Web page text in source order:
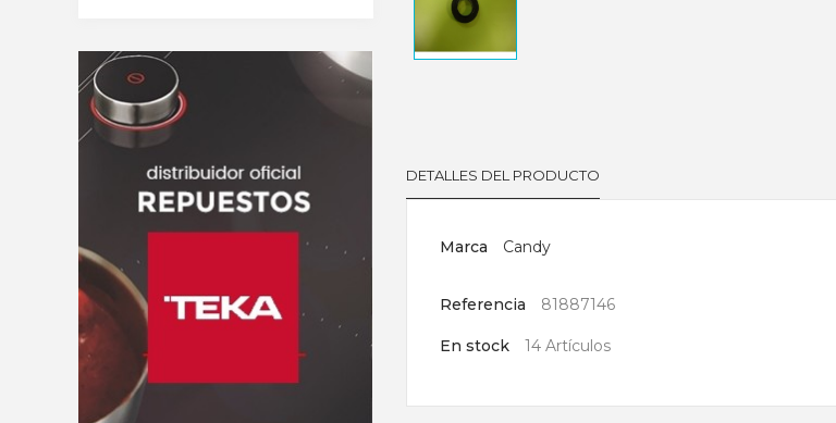
DETALLES DEL PRODUCTO
Marca Candy
Referencia 81887146
En stock 14 Artículos